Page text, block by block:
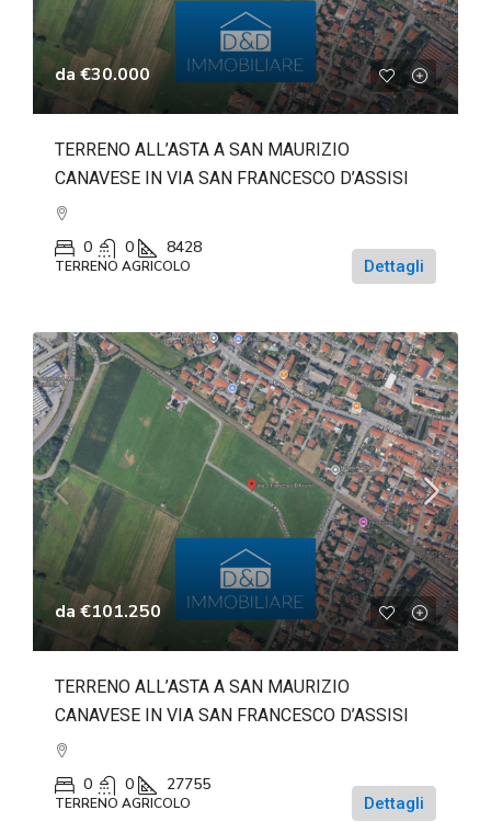
da €30.000
TERRENO ALL’ASTA A SAN MAURIZIO
CANAVESE IN VIA SAN FRANCESCO D’ASSISI
0 0 8428
TERRENO AGRICOLO Dettagli
da €101.250
TERRENO ALL’ASTA A SAN MAURIZIO
CANAVESE IN VIA SAN FRANCESCO D’ASSISI
0 0 27755
TERRENO AGRICOLO Dettagli